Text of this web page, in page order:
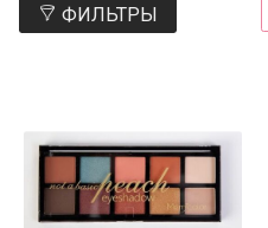
ФИЛЬТРЫ